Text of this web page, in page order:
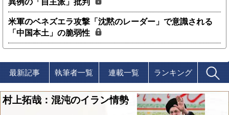
異例の「自主派」批判
米軍のベネズエラ攻撃「沈黙のレーダー」で意識される
「中国本土」の脆弱性
最新記事 執筆者一覧 連載一覧 ランキング
村上拓哉：混沌のイラン情勢